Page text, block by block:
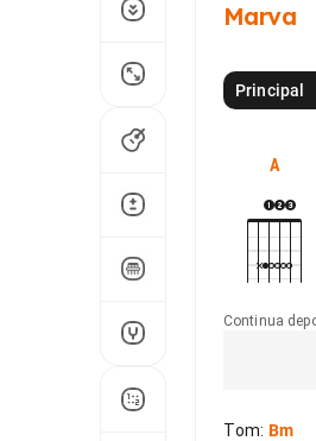
Marva
Principal
A
Continua
Tom: Bm